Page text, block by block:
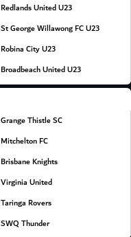
Redlands United U23
St George Willawong FC U23
Robina City U23
Broadbeach United U23
Grange Thistle SC
Mitchelton FC
Brisbane Knights
Virginia United
Taringa Rovers
SWQ Thunder